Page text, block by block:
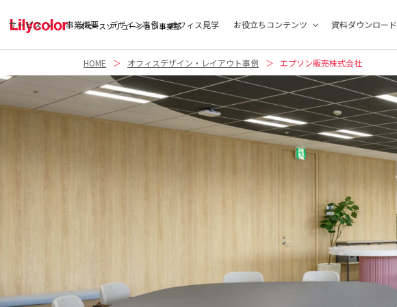
スペースソリューション事業部
サービス 事業概要 デザイン事例 オフィス見学 お役立ちコンテンツ 資料ダウンロード
HOME オフィスデザイン・レイアウト事例 エプソン販売株式会社